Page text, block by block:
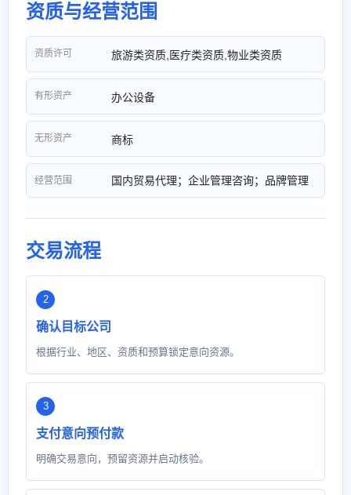
资质与经营范围
资质许可 旅游类资质,医疗类资质,物业类资质
有形资产 办公设备
无形资产 商标
经营范围 国内贸易代理；企业管理咨询；品牌管理
交易流程
确认目标公司
根据行业、地区、资质和预算锁定意向资源。
支付意向预付款
明确交易意向，预留资源并启动核验。